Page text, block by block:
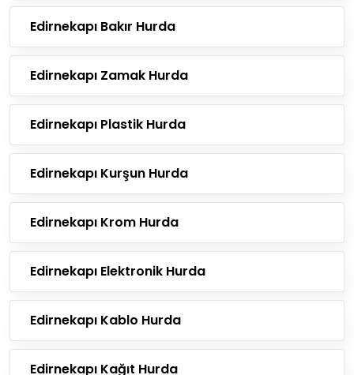
Edirnekapı Bakır Hurda
Edirnekapı Zamak Hurda
Edirnekapı Plastik Hurda
Edirnekapı Kurşun Hurda
Edirnekapı Krom Hurda
Edirnekapı Elektronik Hurda
Edirnekapı Kablo Hurda
Edirnekapı Kağıt Hurda